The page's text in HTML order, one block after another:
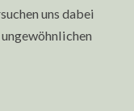
uns dabei
ungewöhnlichen